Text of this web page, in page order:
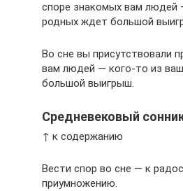
споре знакомых вам людей
родных ждет большой
Во сне вы присутствовали
вам людей — кого-то из
большой выигрыш.
Средневековый
↑ к содержанию
Вести спор во сне — к
приумножению.